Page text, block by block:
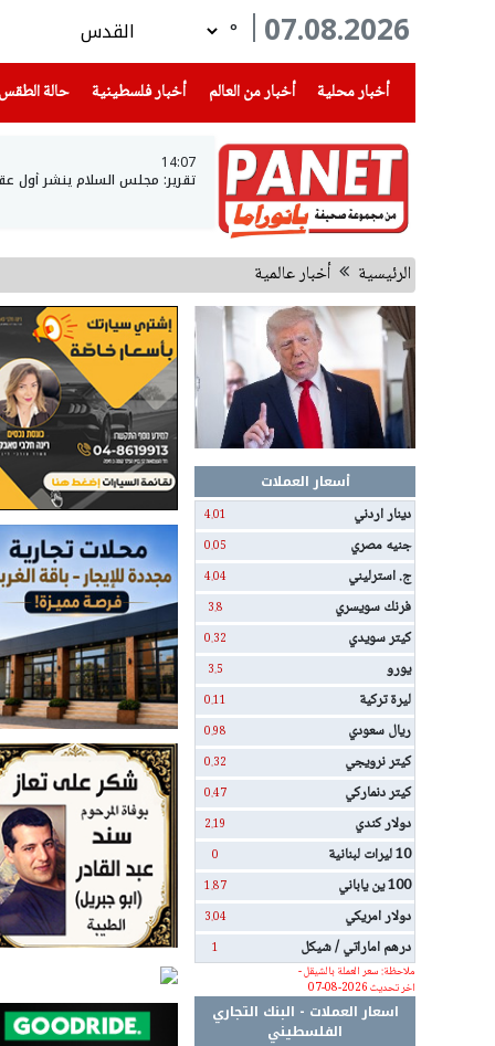
07.08.2026
°
أخبار محلية
(current) أخبار من العالم أخبار فلسطينية(current) حالة الطقس
14:07
تقرير: مجلس السلام ينشر أول
الرئيسية أخبار عالمية
أسعار العملات
دينار اردني
4.01
جنيه مصري 0.05
ج. استرليني 4.04
فرنك سويسري 3.8
كيتر سويدي 0.32
يورو 3.5
ليرة تركية 0.11
ريال سعودي 0.98
كيتر نرويجي 0.32
كيتر دنماركي 0.47
دولار كندي 2.19
10 ليرات لبنانية 0
100 ين ياباني 1.87
دولار امريكي 3.04
درهم اماراتي / شيكل
1
ملاحظة: سعر العملة بالشيقل -
اخر تحديث 2026-08-07
اسعار العملات - البنك التجاري
الفلسطيني